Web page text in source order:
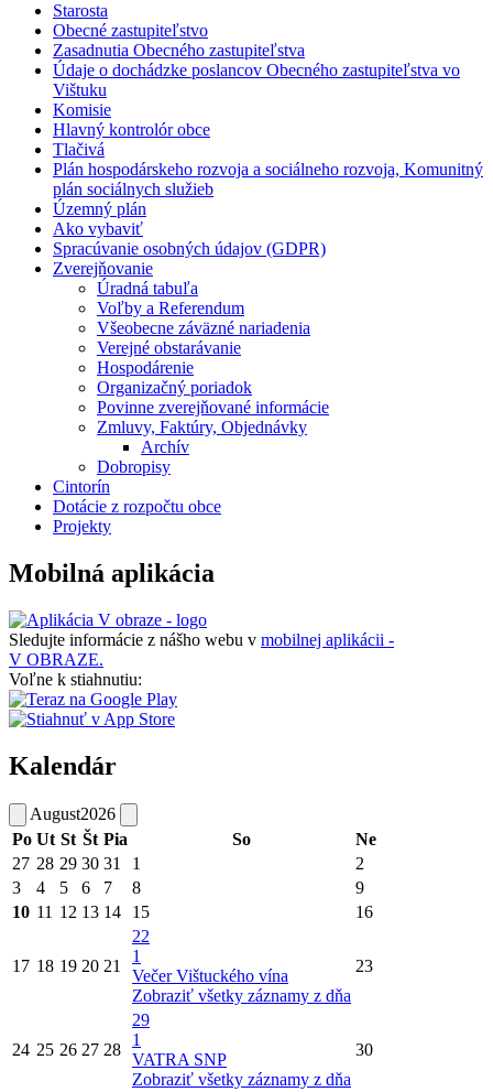
Starosta
Obecné zastupiteľstvo
Zasadnutia Obecného zastupiteľstva
Údaje o dochádzke poslancov Obecného zastupiteľstva vo
Vištuku
Komisie
Hlavný kontrolór obce
Tlačivá
Plán hospodárskeho rozvoja a sociálneho rozvoja, Komunitný
plán sociálnych služieb
Územný plán
Ako vybaviť
Spracúvanie osobných údajov (GDPR)
Zverejňovanie
Úradná tabuľa
Voľby a Referendum
Všeobecne záväzné nariadenia
Verejné obstarávanie
Hospodárenie
Organizačný poriadok
Povinne zverejňované informácie
Zmluvy, Faktúry, Objednávky
Archív
Dobropisy
Cintorín
Dotácie z rozpočtu obce
Projekty
Mobilná aplikácia
Sledujte informácie z nášho webu v mobilnej aplikácii -
V OBRAZE.
Voľne k stiahnutiu:
Kalendár
August2026
Po Ut St Št Pia So
Ne
27 28 29 30 31 1
2
3
4 5 6 7 8
9
10 11 12 13 14 15 16
17 18 19 20 21
22
1
Večer Vištuckého vína
Zobraziť všetky záznamy z dňa
23
24 25 26 27 28
29
1
VATRA SNP
Zobraziť všetky záznamy z dňa
30